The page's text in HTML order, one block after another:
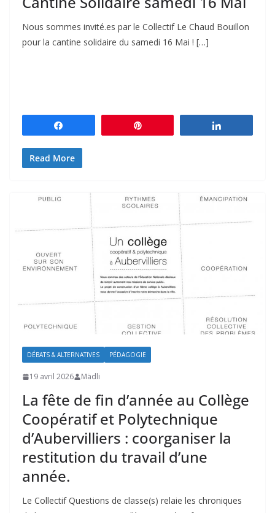
Nous sommes invité.es par le Collectif Le Chaud Bouillon
pour la cantine solidaire du samedi 16 Mai ! […]
Read More
DÉBATS & ALTERNATIVES PÉDAGOGIE
19 avril 2026 Mädli
La fête de fin d’année au Collège
Coopératif et Polytechnique
d’Aubervilliers : coorganiser la
restitution du travail d’une
année.
Le Collectif Questions de classe(s) relaie les chroniques